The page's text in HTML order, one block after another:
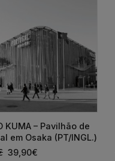
KUMA – Pavilhão de
em Osaka (PT/INGL.)
39,90€